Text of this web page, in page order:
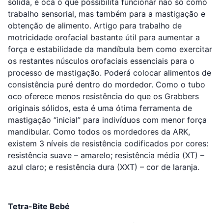
sólida, é oca o que possibilita funcionar não só como
trabalho sensorial, mas também para a mastigação e
obtenção de alimento. Artigo para trabalho de
motricidade orofacial bastante útil para aumentar a
força e estabilidade da mandíbula bem como exercitar
os restantes núsculos orofaciais essenciais para o
processo de mastigação. Poderá colocar alimentos de
consistência puré dentro do mordedor. Como o tubo
oco oferece menos resistência do que os Grabbers
originais sólidos, esta é uma ótima ferramenta de
mastigação “inicial” para indivíduos com menor força
mandibular. Como todos os mordedores da ​​ARK,
existem 3 níveis de resistência codificados por cores:
resistência suave – amarelo; resistência média (XT) –
azul claro; e resistência dura (XXT) – cor de laranja.
Tetra-Bite Bebé